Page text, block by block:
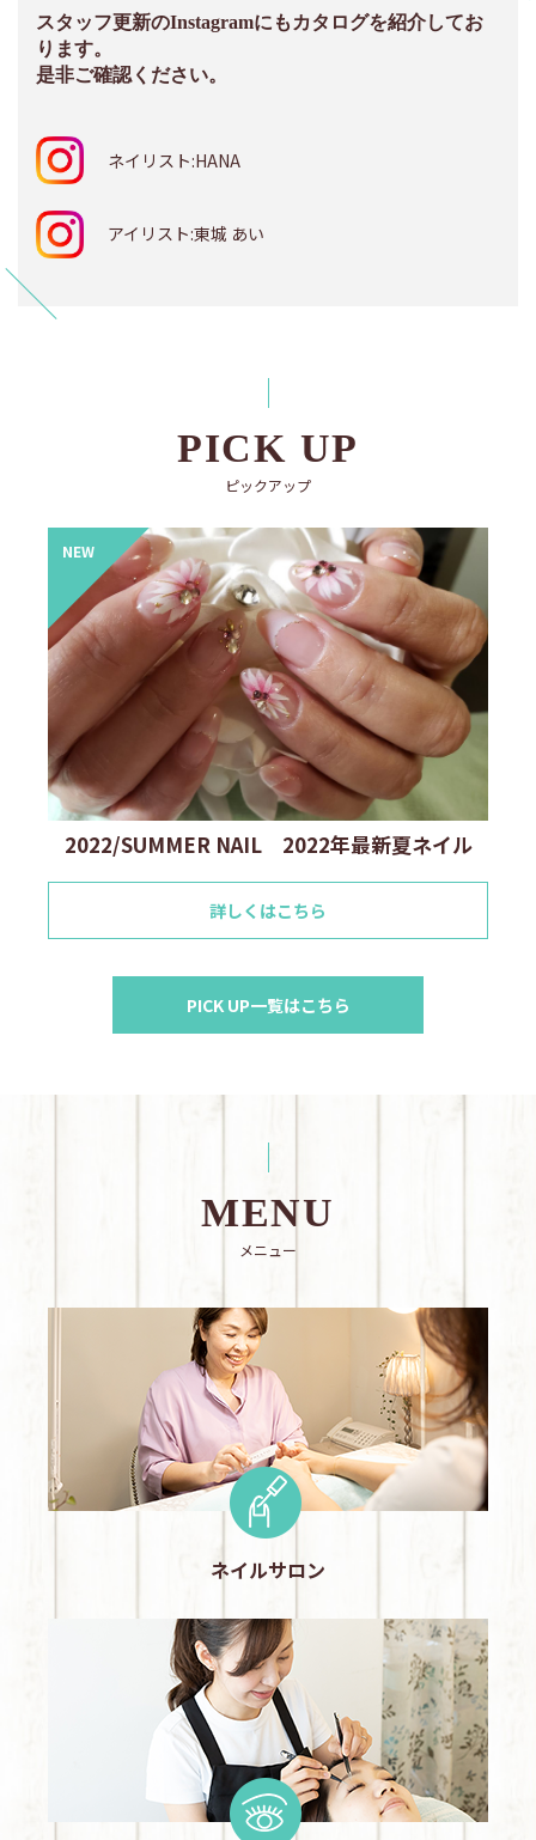
スタッフ更新のInstagramにもカタログを紹介してお
ります。
是非ご確認ください。
ネイリスト:HANA
アイリスト:東城 あい
PICK UP
ピックアップ
NEW
2022/SUMMER NAIL 2022年最新夏ネイル
詳しくはこちら
PICK UP一覧はこちら
MENU
メニュー
ネイルサロン